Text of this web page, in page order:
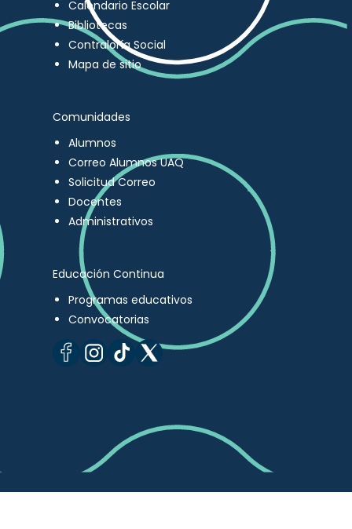
Calendario Escolar
Bibliotecas
Contraloría Social
Mapa de sitio
Comunidades
Alumnos
Correo Alumnos UAQ
Solicitud Correo
Docentes
Administrativos
Educación Continua
Programas educativos
Convocatorias